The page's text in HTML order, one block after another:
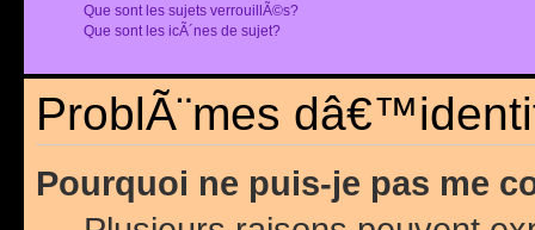
Que sont les sujets verrouillÃ©s?
Que sont les icÃ´nes de sujet?
ProblÃ¨mes
Pourquoi ne puis-je pas me